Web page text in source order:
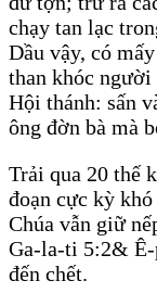
chạy tan lạc
Dầu vậy, có
than khóc
Hội thánh: sấn
ông đờn bà mà
Trải qua 20 thế
đoạn cực kỳ
Chúa vẫn giữ
Ga-la-ti 5:2& Ê-
đến chết.